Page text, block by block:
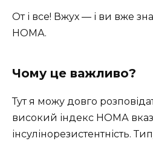
От і все! Вжух — і ви вже
НОМА.
Чому це важливо?
Тут я можу довго
високий індекс НОМА
інсулінорезистентність.